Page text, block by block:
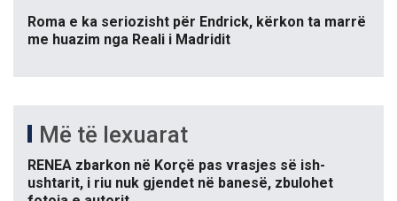
Roma e ka seriozisht për Endrick, kërkon ta marrë
me huazim nga Reali i Madridit
Më të lexuarat
RENEA zbarkon në Korçë pas vrasjes së ish-
ushtarit, i riu nuk gjendet në banesë, zbulohet